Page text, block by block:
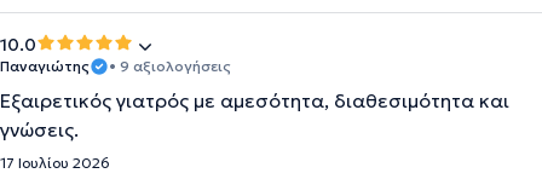
10.0
Παναγιώτης • 9 αξιολογήσεις
Εξαιρετικός γιατρός με αμεσότητα, διαθεσιμότητα και
γνώσεις.
17 Ιουλίου 2026